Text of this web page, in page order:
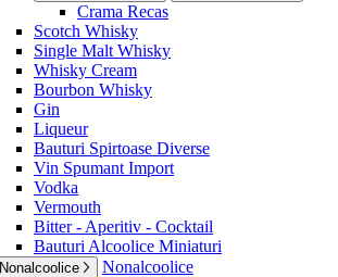
Crama Recas
Scotch Whisky
Single Malt Whisky
Whisky Cream
Bourbon Whisky
Gin
Liqueur
Bauturi Spirtoase Diverse
Vin Spumant Import
Vodka
Vermouth
Bitter - Aperitiv - Cocktail
Bauturi Alcoolice Miniaturi
Nonalcoolice Nonalcoolice